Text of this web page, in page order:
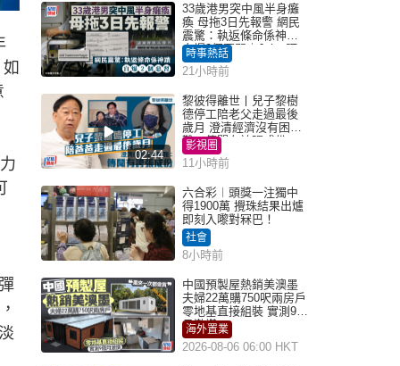
33歲港男突中風半身癱
瘓 母拖3日先報警 網民
震驚：執返條命係神蹟
自爆2個惡習｜Juicy叮
時事熱話
21小時前
02:44
黎彼得離世丨兒子黎樹
德停工陪老父走過最後
歲月 澄清經濟沒有困
難：傳聞有誇張成份
影視圈
11小時前
六合彩︱頭獎一注獨中
得1900萬 攪珠結果出爐
即刻入嚟對冧巴！
社會
8小時前
中國預製屋熱銷美澳墨
夫婦22萬購750呎兩房戶
零地基直接組裝 實測9個
月激讚
海外置業
2026-08-06 06:00 HKT